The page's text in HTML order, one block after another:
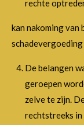
rechte
kan nakoming van
De belangen
geroepen
zelve te zijn.
rechtstreeks